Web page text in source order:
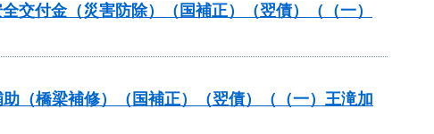
交付金（災害防除）（国補正）（翌債）（（一）
（橋梁補修）（国補正）（翌債）（（一）王滝加